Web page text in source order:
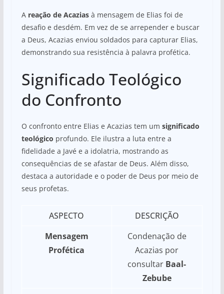
A reação de Acaziasà mensagem de Elias foi de
desafio e desdém. Em vez de se arrepender e buscar
a Deus, Acazias enviou soldados para capturar Elias,
demonstrando sua resistência à palavra profética.
Significado Teológico
do Confronto
O confronto entre Elias e Acazias tem um significado
teológico profundo. Ele ilustra a luta entre a
fidelidade a Javé e a idolatria, mostrando as
consequências de se afastar de Deus. Além disso,
destaca a autoridade e o poder de Deus por meio de
seus profetas.
ASPECTO
DESCRIÇÃO
Mensagem
Profética
Condenação de
Acazias por
consultar Baal-
Zebube